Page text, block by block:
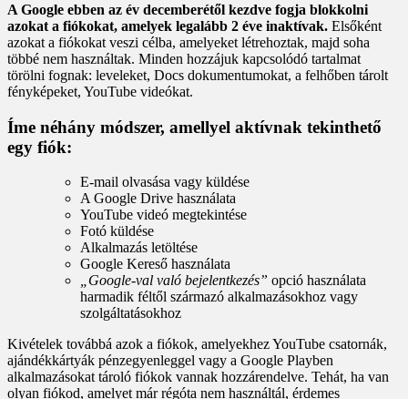
A Google ebben az év decemberétől kezdve fogja blokkolni
azokat a fiókokat, amelyek legalább 2 éve inaktívak. Elsőként
azokat a fiókokat veszi célba, amelyeket létrehoztak, majd soha
többé nem használtak. Minden hozzájuk kapcsolódó tartalmat
törölni fognak: leveleket, Docs dokumentumokat, a felhőben tárolt
fényképeket, YouTube videókat.
Íme néhány módszer, amellyel aktívnak tekinthető
egy fiók:
E-mail olvasása vagy küldése
A Google Drive használata
YouTube videó megtekintése
Fotó küldése
Alkalmazás letöltése
Google Kereső használata
„Google-val való bejelentkezés” opció használata
harmadik féltől származó alkalmazásokhoz vagy
szolgáltatásokhoz
Kivételek továbbá azok a fiókok, amelyekhez YouTube csatornák,
ajándékkártyák pénzegyenleggel vagy a Google Playben
alkalmazásokat tároló fiókok vannak hozzárendelve. Tehát, ha van
olyan fiókod, amelyet már régóta nem használtál, érdemes